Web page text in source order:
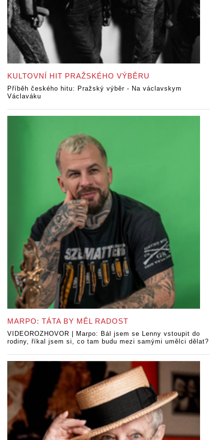
KULTOVNÍ HIT PRAŽSKÉHO VÝBĚRU
Příběh českého hitu: Pražský výběr - Na václavskym
Václaváku
MARPO: TÁTA BY MĚL RADOST
VIDEOROZHOVOR | Marpo: Bál jsem se Lenny vstoupit do
rodiny, říkal jsem si, co tam budu mezi samými umělci dělat?